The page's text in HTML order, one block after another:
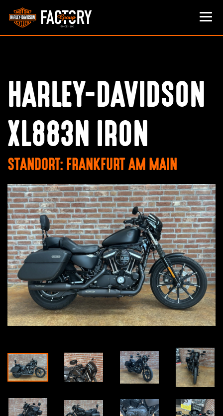
HARLEY-DAVIDSON
XL883N IRON
STANDORT: FRANKFURT AM MAIN